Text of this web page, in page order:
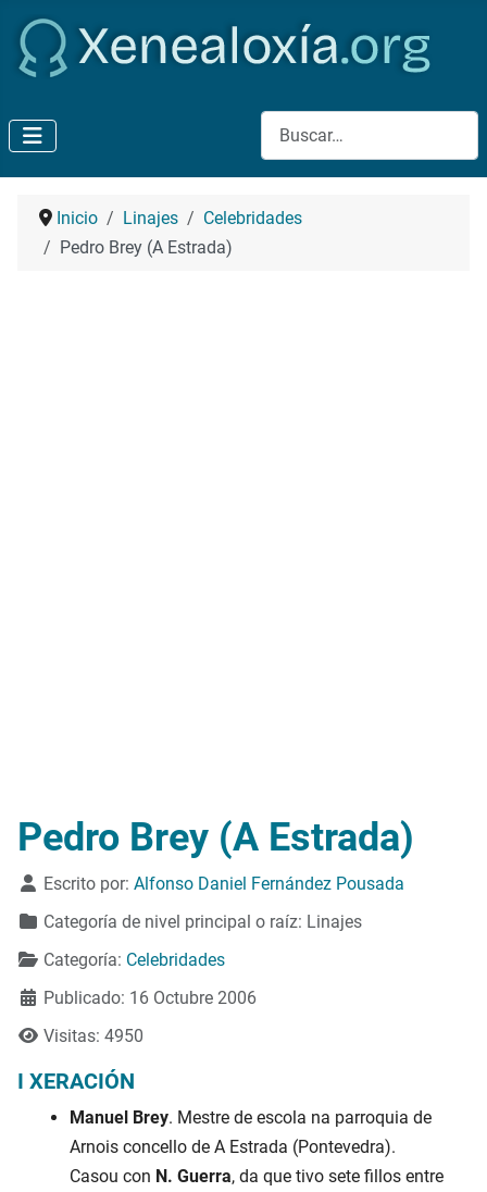
Buscar
Inicio Linajes
Celebridades
Pedro Brey (A Estrada)
Pedro Brey (A Estrada)
Detalles
Escrito por: Alfonso Daniel Fernández Pousada
Categoría de nivel principal o raíz: Linajes
Categoría: Celebridades
Publicado: 16 Octubre 2006
Visitas: 4950
I XERACIÓN
Manuel Brey. Mestre de escola na parroquia de
Arnois concello de A Estrada (Pontevedra).
Casou con N. Guerra, da que tivo sete fillos entre